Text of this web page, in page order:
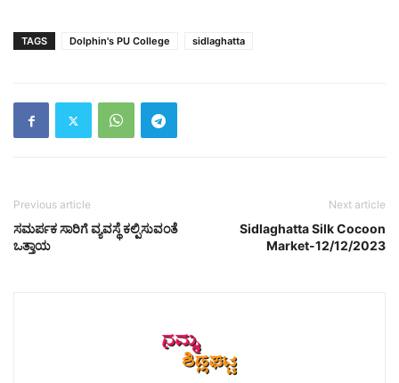
TAGS Dolphin's PU College sidlaghatta
Previous article
ಸಮರ್ಪಕ ಸಾರಿಗೆ ವ್ಯವಸ್ಥೆ ಕಲ್ಪಿಸುವಂತೆ
ಒತ್ತಾಯ
Next article
Sidlaghatta Silk Cocoon
Market-12/12/2023